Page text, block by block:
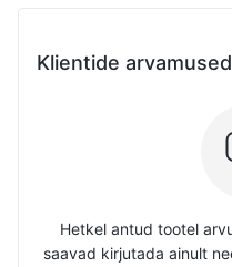
Klientide arvamused
Hetkel antud tootel
saavad kirjutada ainult